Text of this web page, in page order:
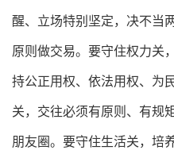
醒、立场特别坚定，决不当
原则做交易。要守住权力关
持公正用权、依法用权、为
关，交往必须有原则、有规
朋友圈。要守住生活关，培